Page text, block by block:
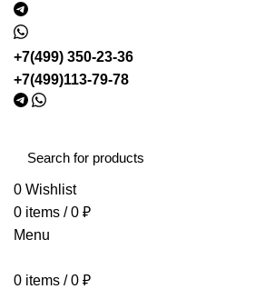
+7(499) 350-23-36
+7(499)113-79-78
0 Wishlist
0 items / 0 ₽
Menu
0 items / 0 ₽